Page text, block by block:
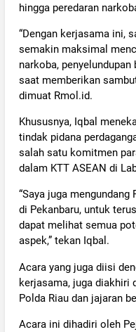
hingga peredaran
“Dengan kerjasama ini,
semakin maksimal
narkoba, penyelundupan
saat memberikan
dimuat Rmol.id.
Khususnya, Iqbal
tindak pidana
salah satu komitmen
dalam KTT ASEAN di
“Saya juga
di Pekanbaru, untuk
dapat melihat semua
aspek,” tekan Iqbal.
Acara yang juga diisi
kerjasama, juga diakhiri
Polda Riau dan jajaran
Acara ini dihadiri oleh